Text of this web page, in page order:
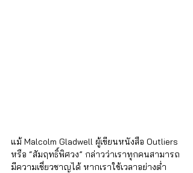
แม้ Malcolm Gladwell ผู้เขียนหนังสือ Outliers
หรือ “สัมฤทธิ์พิศวง” กล่าวว่าเราทุกคนสามารถ
มีความเชี่ยวชาญได้ หากเราใช้เวลาอย่างต่ำ